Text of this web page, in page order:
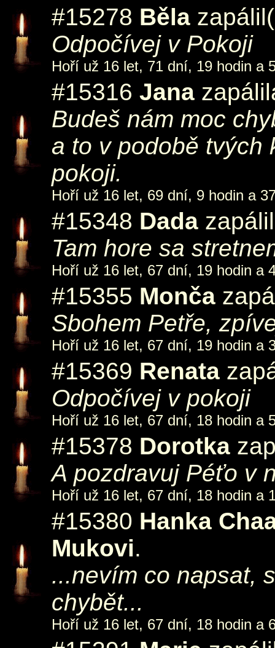
#15278 Běla
Odpočívej v Pokoji
Hoří už 16 let, 71 dní, 19 hodin a
#15316 Jana
Budeš nám moc
a to v podobě tvých
pokoji.
Hoří už 16 let, 69 dní, 9 hodin a
#15348 Dada
Tam hore sa
Hoří už 16 let, 67 dní, 19 hodin a
#15355 Monča
Sbohem Petře,
Hoří už 16 let, 67 dní, 19 hodin a
#15369 Renata
Odpočívej v pokoji
Hoří už 16 let, 67 dní, 18 hodin a
#15378 Dorotka
A pozdravuj Péťo v
Hoří už 16 let, 67 dní, 18 hodin a
#15380 Hanka
Mukovi.
...nevím co napsat,
chybět...
Hoří už 16 let, 67 dní, 18 hodin a